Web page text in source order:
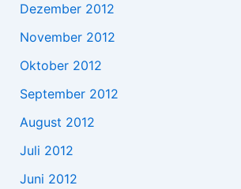
Dezember 2012
November 2012
Oktober 2012
September 2012
August 2012
Juli 2012
Juni 2012